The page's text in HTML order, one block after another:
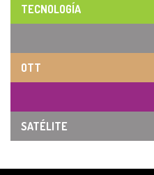
TECNOLOGÍA
OTT
SATÉLITE